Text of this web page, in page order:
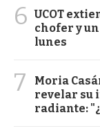
6 UCOT
chofer y
lunes
7
Moria
revelar su
radiante: